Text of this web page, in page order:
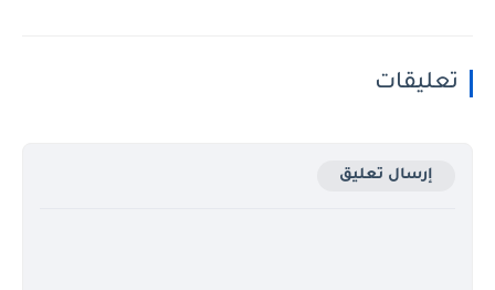
تعليقات
إرسال تعليق